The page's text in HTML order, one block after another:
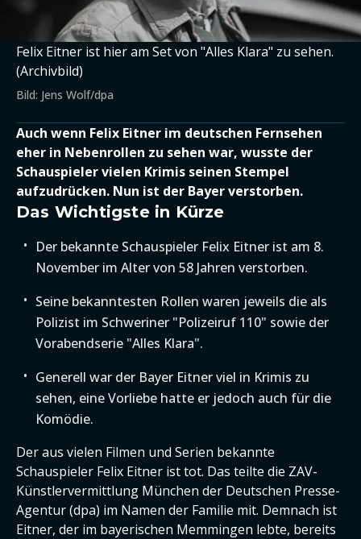
Felix Eitner ist hier am Set von "Alles Klara" zu sehen.
(Archivbild)
Bild: Jens Wolf/dpa
Auch wenn Felix Eitner im deutschen Fernsehen
eher in Nebenrollen zu sehen war, wusste der
Schauspieler vielen Krimis seinen Stempel
aufzudrücken. Nun ist der Bayer verstorben.
Das Wichtigste in Kürze
Der bekannte Schauspieler Felix Eitner ist am 8.
November im Alter von 58 Jahren verstorben.
Seine bekanntesten Rollen waren jeweils die als
Polizist im Schweriner "Polizeiruf 110" sowie der
Vorabendserie "Alles Klara".
Generell war der Bayer Eitner viel in Krimis zu
sehen, eine Vorliebe hatte er jedoch auch für die
Komödie.
Der aus vielen Filmen und Serien bekannte
Schauspieler Felix Eitner ist tot. Das teilte die ZAV-
Künstlervermittlung München der Deutschen Presse-
Agentur (dpa) im Namen der Familie mit. Demnach ist
Eitner, der im bayerischen Memmingen lebte, bereits